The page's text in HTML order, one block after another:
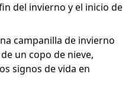
del invierno y el inicio de
campanilla de invierno
un copo de nieve,
signos de vida en